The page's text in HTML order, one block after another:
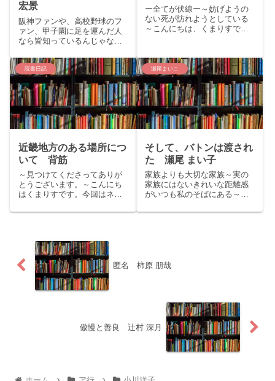
宏景
阪神ファンや、高校野球のフ
ァン、甲子園に足を運んだ人
なら皆知っているんじゃない
芸」さん。球場を整備してく
れるグラウンドキーパーがい
るのです。「阪神園芸」の職
人技はずっと見ていても飽き
なくて素晴らしい。雨が降っ
て中断...
ー全てが伏線ー～妨げようの
ない死が訪れようとしている
～こんにちは、くまりすで
「medium」をご紹介いたしま
す。story死者が視える霊媒・
城塚翡翠と、推理作家・香月
史郎。心霊と論理を組み合...
読書日記
近畿地方のある場所につ
いて 背筋
～見つけてくださってありが
とうございます。～こんにち
はくまりすです。今回はネッ
る場所について』をご紹介い
めるうちに、恐ろしい事実が
浮かび上がってきました。
（...
瀬尾まいこ
そして、バトンは渡され
た 瀬尾 まい子
家族よりも大切な家族～実の
家族にはないきれいな距離感
がいつも私のそばにある～こ
回は、瀬尾まい子の本屋大賞
れ...
匿名 柿原 朋哉
傲慢と善良 辻村 深月